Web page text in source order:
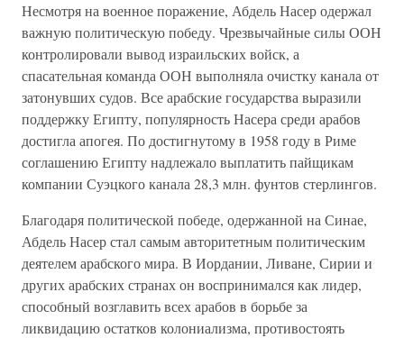
Несмотря на военное поражение, Абдель Насер одержал
важную политическую победу. Чрезвычайные силы ООН
контролировали вывод израильских войск, а
спасательная команда ООН выполняла очистку канала от
затонувших судов. Все арабские государства выразили
поддержку Египту, популярность Насера среди арабов
достигла апогея. По достигнутому в 1958 году в Риме
соглашению Египту надлежало выплатить пайщикам
компании Суэцкого канала 28,3 млн. фунтов стерлингов.
Благодаря политической победе, одержанной на Синае,
Абдель Насер стал самым авторитетным политическим
деятелем арабского мира. В Иордании, Ливане, Сирии и
других арабских странах он воспринимался как лидер,
способный возглавить всех арабов в борьбе за
ликвидацию остатков колониализма, противостоять